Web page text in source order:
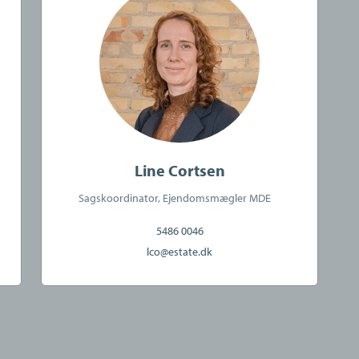
og indehaver.
Thomas Kruse”
og garantistillelse hos HDI Global
København K. Telefon: 3336 9696.
Line Cortsen
Sagskoordinator, Ejendomsmægler MDE
5486 0046
lco@estate.dk